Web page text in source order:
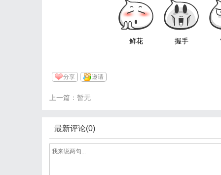
鲜花 握手
分享 邀请
上一篇：暂无
最新评论(0)